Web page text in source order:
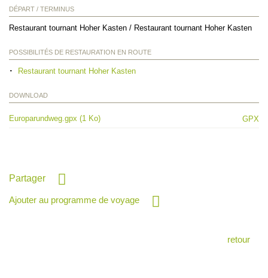
DÉPART / TERMINUS
Restaurant tournant Hoher Kasten / Restaurant tournant Hoher Kasten
POSSIBILITÉS DE RESTAURATION EN ROUTE
Restaurant tournant Hoher Kasten
DOWNLOAD
Europarundweg.gpx (1 Ko) GPX
Partager
Ajouter au programme de voyage
retour